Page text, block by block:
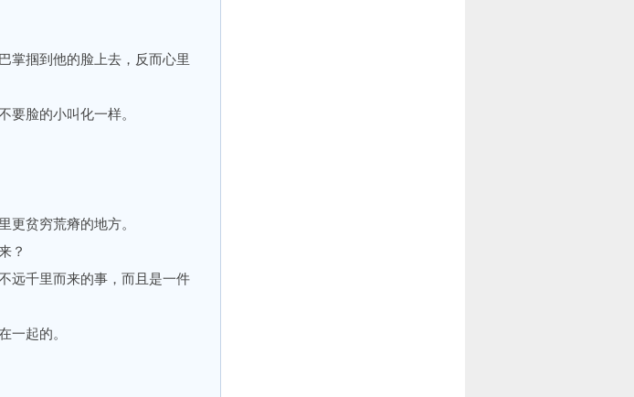
掴到他的脸上去，反而心里
脸的小叫化一样。
贫穷荒瘠的地方。
？
千里而来的事，而且是一件
起的。